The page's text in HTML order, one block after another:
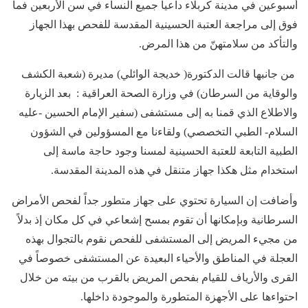
أسبوعين في مدينة كربلاء داعياً جميع النساء في سن الأربعين فما
فوق إلى مراجعة العتبة الحسينية المقدسة للفحص بهذا الجهاز
والتأكد من سلامتهنّ من هذا المرض.
من جانبها قالت الدكتورة( خديجة الوائلي) مديرة (شعبة الكشف
والوقاية من السرطان) في وزارة الصحة العراقية : بعد الزيارة
والاطلاع الذي قمنا به إلى مستشفى (سفير الإمام الحسين -عليه
السلام- الطبي التخصصي) ولقاءنا مع المسؤولين في الشؤون
الطبية التابعة للعتبة الحسينية لمسنا وجود حاجة ماسة إلى
استخدام مثل هكذا جهاز متنقل في هذه المدينة المقدسة.
وأضافت إن السيارة تحتوي على جهاز متطور جداً لفحص الأمراض
السرطانية وبإمكانها أن تقوم بمسح إشعاعي في كل مكان إذ بدلاً
من مجيء المريض إلى المستشفى للفحص نقوم بالتجوال بهذه
العجلة في المناطق والأحياء البعيدة عن المستشفى خصوصاً في
القرى والأرياف للقيام بفحص المريض بالقرب من بيته من خلال
احتواءها على الأجهزة المتطورة والموجودة داخلها.